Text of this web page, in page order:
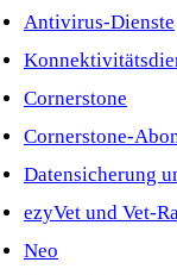
Antivirus-Dienste
Cornerstone
Cornerstone-
Datensicherung
ezyVet und Vet-
Neo